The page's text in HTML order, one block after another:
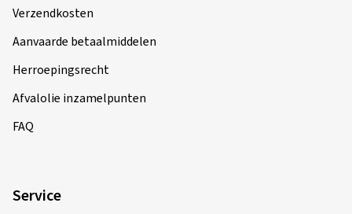
Verzendkosten
Aanvaarde betaalmiddelen
Herroepingsrecht
Afvalolie inzamelpunten
FAQ
Service